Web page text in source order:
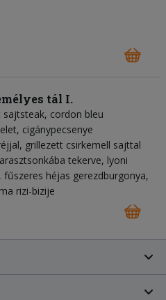
tál I.
sajtsteak, cordon bleu
cigánypecsenye
grillezett csirkemell sajttal
tekerve, lyoni
fűszeres héjas gerezdburgonya,
rizi-bizije